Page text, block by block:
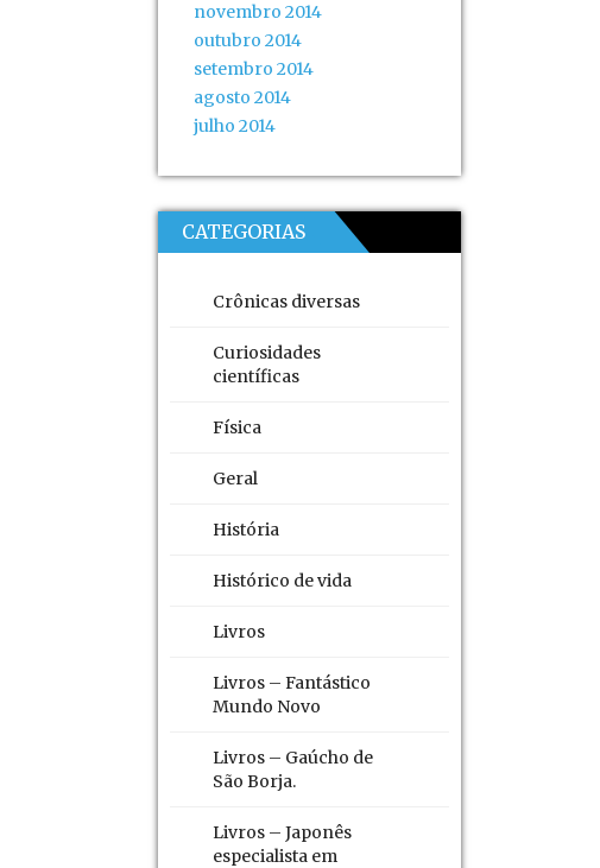
novembro 2014
outubro 2014
setembro 2014
agosto 2014
julho 2014
CATEGORIAS
Crônicas diversas
Curiosidades
científicas
Física
Geral
História
Histórico de vida
Livros
Livros – Fantástico
Mundo Novo
Livros – Gaúcho de
São Borja.
Livros – Japonês
especialista em